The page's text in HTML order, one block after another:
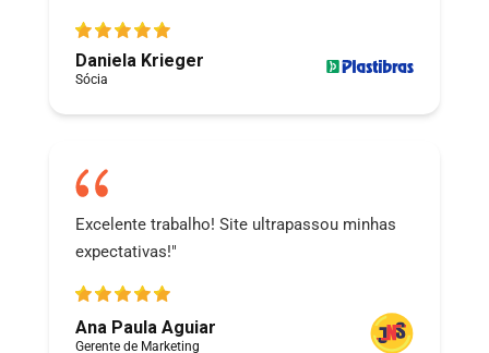
Daniela Krieger
Sócia
Excelente trabalho! Site ultrapassou minhas
expectativas!"
Ana Paula Aguiar
Gerente de Marketing